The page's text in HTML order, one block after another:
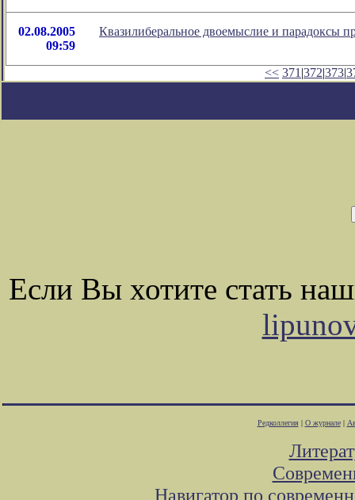
02.08.2005
09:59
Квазилиберальное двоемыслие и парадоксы
<< 371 |372|373|
Если Вы хотите стать
Редколлегия| О журнале|
Навигатор по